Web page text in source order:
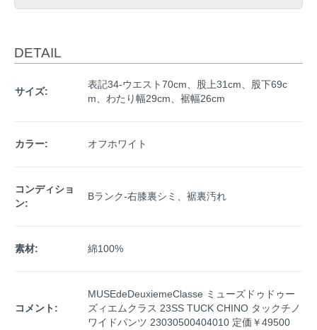
DETAIL
サイズ:
表記34-ウエスト70cm、股上31cm、股下69c
m、わたり幅29cm、裾幅26cm
カラー: オフホワイト
コンディショ
ン:
Bランク-右膝裏シミ、裾裏汚れ
素材: 綿100%
コメント:
MUSEdeDeuxiemeClasse ミューズドゥドゥー
ズィエムクラス 23SS TUCK CHINO タックチノ
ワイドパンツ 23030500404010 定価￥49500